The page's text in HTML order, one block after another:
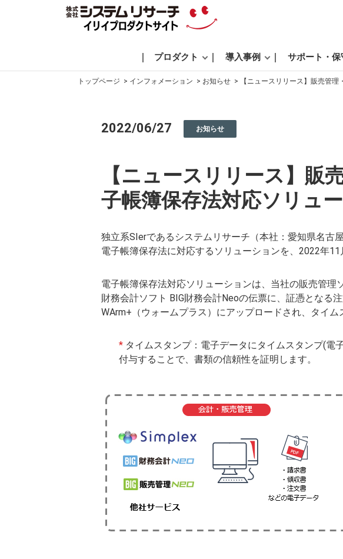
プロダクト 導入事例 サポート・保
トップページ インフォメーション お知らせ 【ニュースリリース】販売管
2022/06/27 お知らせ
【ニュースリリース】販
子帳簿保存法対応ソリュ
独立系SIerであるシステムリサーチ（本社：愛知県名古
電子帳簿保存法に対応するソリューションを、2022年11
電子帳簿保存法対応ソリューションは、当社の販売管
財務会計ソフト BIG財務会計Neoの伝票に、証憑となる
WArm+（ウォームプラス）にアップロードされ、タイム
* タイムスタンプ：電子データにタイムスタンプ(電
付与することで、書類の信頼性を証明します。